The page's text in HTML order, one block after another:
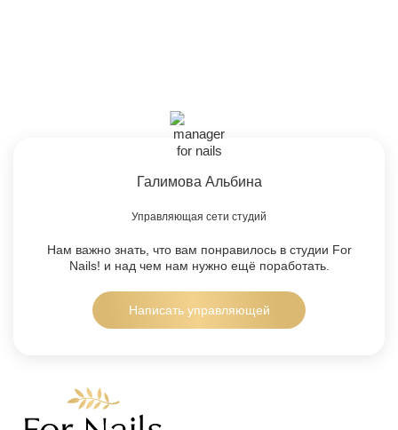
Галимова Альбина
Управляющая сети студий
Нам важно знать, что вам понравилось в студии For
Nails! и над чем нам нужно ещё поработать.
Написать управляющей